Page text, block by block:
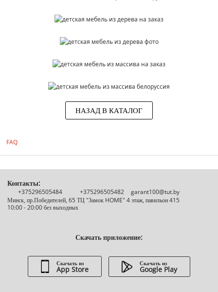
НАЗАД В КАТАЛОГ
FAQ
Контакты:
+375296505484 +375296505482
garant100@tut.by
Минск, пр.Победителей, 65 ТЦ "Замок HOME" 4 этаж, павильон 415
10:00 - 20:00 без выходных
Скачать приложение:
Скачать из
App Store
Скачать из
Google Play